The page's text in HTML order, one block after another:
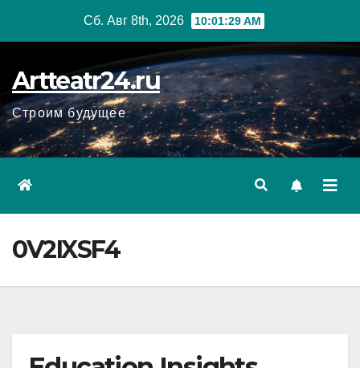
Сб. Авг 8th, 2026 10:01:30 AM
Artteatr24.ru
Строим будущее
0V2IXSF4